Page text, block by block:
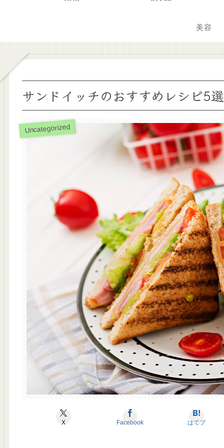
美容
サンドイッチのおすすめレシピ5
Uncategorized
X Facebook はてブ